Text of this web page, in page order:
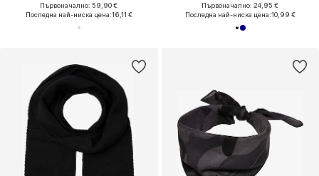
Първоначално: 59,90 €
Последна най-ниска цена:16,11 €
Първоначално: 24,95 €
Последна най-ниска цена:10,99 €